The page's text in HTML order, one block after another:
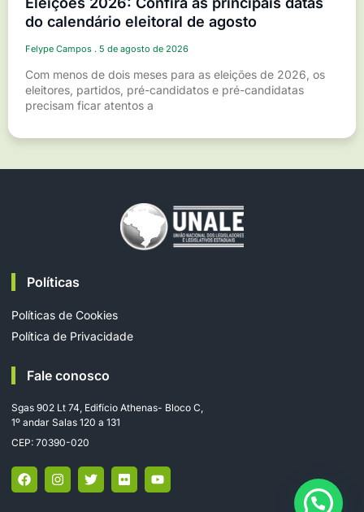
do calendário eleitoral de agosto
Felype Campos 5 de agosto de 2026
Com menos de dois meses para as eleições de 2026, os
eleitores, partidos, pré-candidatos e pré-candidatas
precisam ficar atentos a
Políticas
Políticas de Cookies
Política de Privacidade
Fale conosco
Sgas 902 Lt 74, Edifício Athenas- Bloco C,
1º andar Salas 120 a 131
CEP: 70390-020